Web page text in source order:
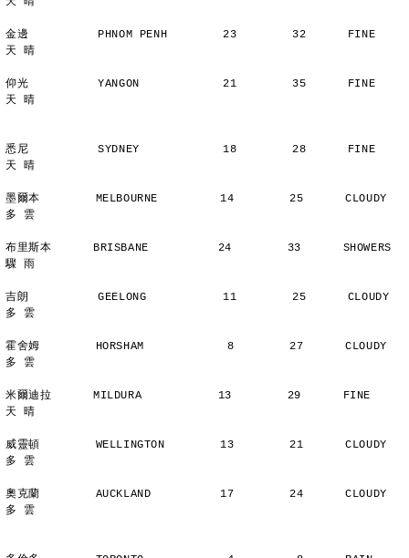
金邊          PHNOM PENH        23        32      FINE
天 晴
仰光          YANGON            21        35      FINE
天 晴
悉尼          SYDNEY            18        28      FINE
天 晴
墨爾本        MELBOURNE         14        25      CLOUDY
多 雲
布里斯本      BRISBANE          24        33      SHOWERS
驟 雨
吉朗          GEELONG           11        25      CLOUDY
多 雲
霍舍姆        HORSHAM            8        27      CLOUDY
多 雲
米爾迪拉      MILDURA           13        29      FINE
天 晴
威靈頓        WELLINGTON        13        21      CLOUDY
多 雲
奧克蘭        AUCKLAND          17        24      CLOUDY
多 雲